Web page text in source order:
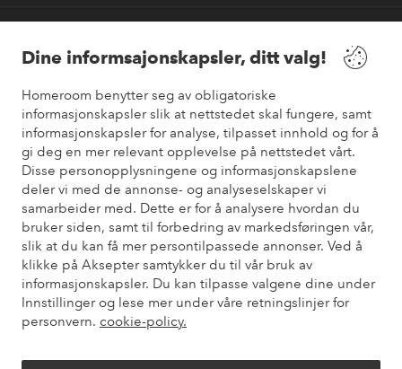
Dine informsajonskapsler, ditt valg!
Homeroom benytter seg av obligatoriske
informasjonskapsler slik at nettstedet skal fungere, samt
informasjonskapsler for analyse, tilpasset innhold og for å
gi deg en mer relevant opplevelse på nettstedet vårt.
Disse personopplysningene og informasjonskapslene
deler vi med de annonse- og analyseselskaper vi
samarbeider med. Dette er for å analysere hvordan du
bruker siden, samt til forbedring av markedsføringen vår,
slik at du kan få mer persontilpassede annonser. Ved å
klikke på Aksepter samtykker du til vår bruk av
informasjonskapsler. Du kan tilpasse valgene dine under
Innstillinger og lese mer under våre retningslinjer for
personvern. cookie-policy.
Venner
Sikre betalinger
Vil du vite mer om våre betalingsalternativer?
elpy